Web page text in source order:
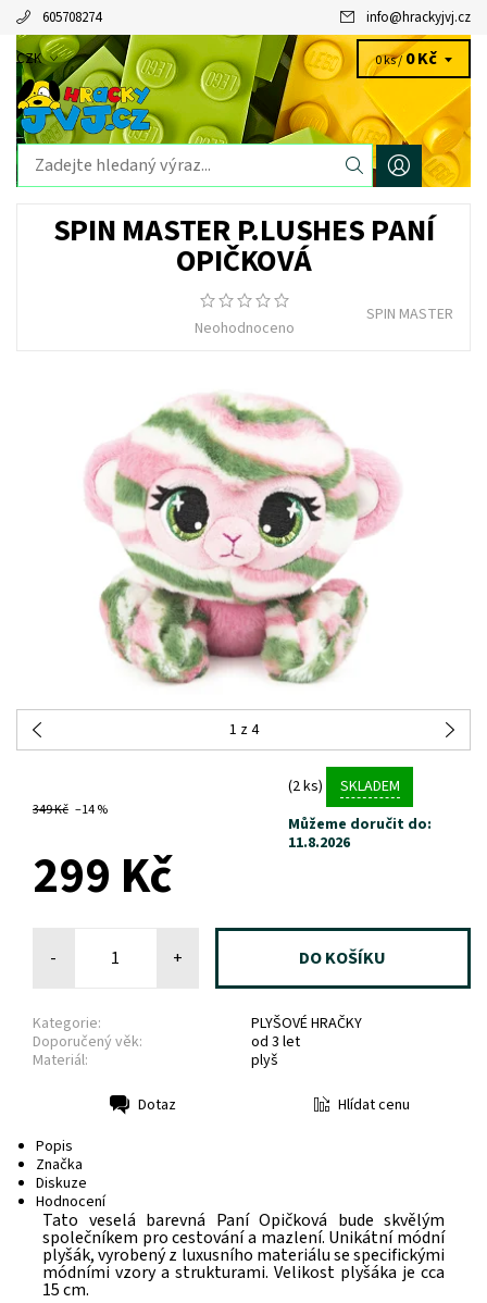
605708274 info@hrackyjvj.cz
CZK 0 ks /0 Kč
SPIN MASTER P.LUSHES PANÍ
OPIČKOVÁ
Neohodnoceno
SPIN MASTER
1 z 4
349 Kč –14 %
(2 ks)
SKLADEM
Můžeme doručit do:
11.8.2026
299 Kč
- +
Kategorie:
PLYŠOVÉ HRAČKY
Doporučený věk:
od 3 let
Materiál:
plyš
Dotaz
Hlídat cenu
Popis
Značka
Diskuze
Hodnocení
Tato veselá barevná Paní Opičková bude skvělým
společníkem pro cestování a mazlení. Unikátní módní
plyšák, vyrobený z luxusního materiálu se specifickými
módními vzory a strukturami. Velikost plyšáka je cca
15 cm.